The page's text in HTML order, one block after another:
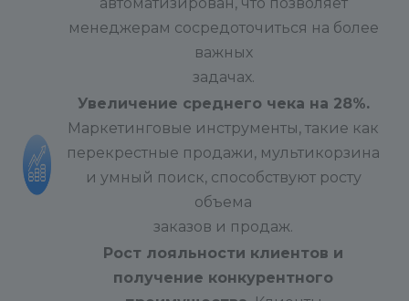
менеджерам сосредоточиться на более
важных
задачах.
Увеличение среднего чека на 28%.
Маркетинговые инструменты, такие как
перекрестные продажи, мультикорзина
и умный поиск, способствуют росту
объема
заказов и продаж.
Рост лояльности клиентов и
получение конкурентного